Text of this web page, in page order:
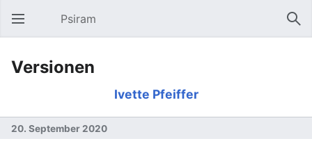
Hauptmenü öffnen Psiram
Versionen
Ivette Pfeiffer
20. September 2020